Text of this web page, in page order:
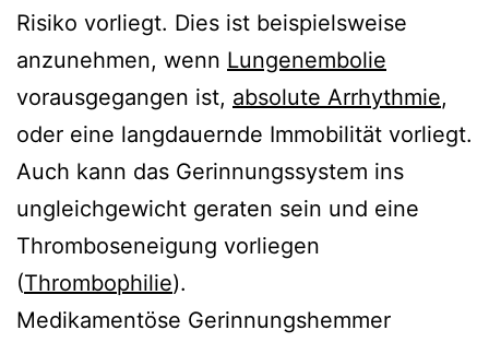
Risiko vorliegt. Dies ist beispielsweise
anzunehmen, wenn Lungenembolie
vorausgegangen ist, absolute Arrhythmie,
oder eine langdauernde Immobilität vorliegt.
Auch kann das Gerinnungssystem ins
ungleichgewicht geraten sein und eine
Thromboseneigung vorliegen
(Thrombophilie).
Medikamentöse Gerinnungshemmer